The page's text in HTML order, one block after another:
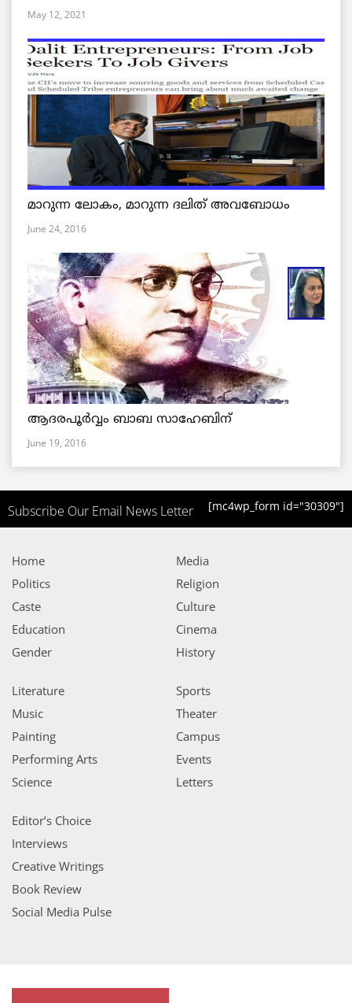
May 12, 2021
മാറുന്ന ലോകം, മാറുന്ന ദലിത് അവബോധം
June 24, 2016
ആദരപൂര്‍വ്വം ബാബ സാഹേബിന്
June 19, 2016
Subscribe Our Email News Letter [mc4wp_form id="30309"]
Home
Politics
Caste
Education
Gender
Media
Religion
Culture
Cinema
History
Literature
Music
Painting
Performing Arts
Science
Sports
Theater
Campus
Events
Letters
Editor’s Choice
Interviews
Creative Writings
Book Review
Social Media Pulse